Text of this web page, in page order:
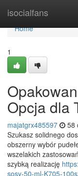
isocialfans
Home
Home
1
Opcja dla
majatgrx485597 58
Szukasz solidnego
obszerny wybór
wszelakich
szybką realizację
sosy-50-ml-K705-